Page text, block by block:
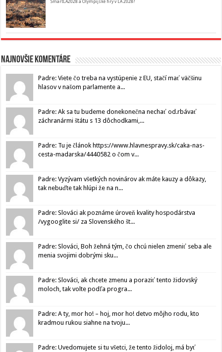
SmartLA2028 a Olympijské hry v LA 2028?
Najnovšie komentáre
Padre: Viete čo treba na vystúpenie z EU, stačí mať väčšinu
hlasov v našom parlamente a...
Padre: Ak sa tu budeme donekonečna nechať od.rbávať
záchranármi štátu s 13 dôchodkami,...
Padre: Tu je článok https://www.hlavnespravy.sk/caka-nas-
cesta-madarska/4440582 o čom v...
Padre: Vyzývam všetkých novinárov ak máte kauzy a dôkazy,
tak nebuďte tak hlúpi že na n...
Padre: Slováci ak poznáme úroveň kvality hospodárstva
/vygooglite si/ za Slovenského št...
Padre: Slováci, Boh žehná tým, čo chcú nielen zmeniť seba ale
menia svojimi dobrými sku...
Padre: Slováci, ak chcete zmenu a poraziť tento židovský
moloch, tak volte podľa progra...
Padre: A ty, mor ho! – hoj, mor ho! detvo môjho rodu, kto
kradmou rukou siahne na tvoju...
Padre: Uvedomujete si tu všetci, že tento židoloj, má byť